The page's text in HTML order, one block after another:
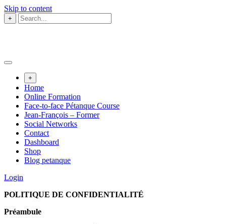
Skip to content
+
+
Home
Online Formation
Face-to-face Pétanque Course
Jean-François – Former
Social Networks
Contact
Dashboard
Shop
Blog petanque
Login
POLITIQUE DE CONFIDENTIALITÉ
Préambule